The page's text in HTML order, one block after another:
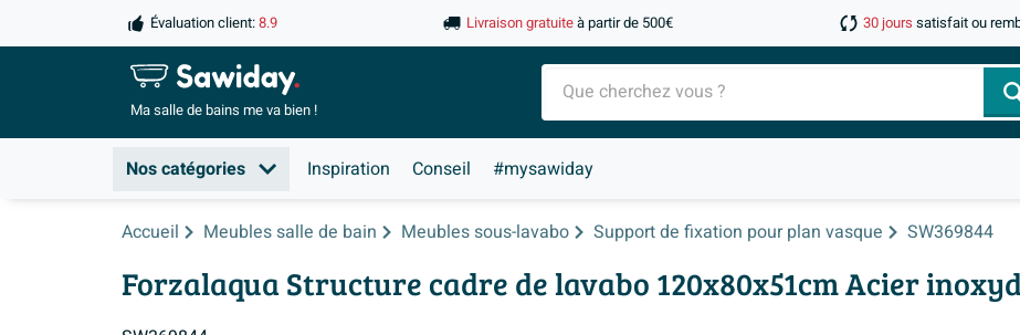
Évaluation client:8.9 Livraison gratuiteà partir de 500€ 30 jours satisfait ou
Ma salle debains me va bien !
Nos catégories Inspiration Conseil #mysawiday
Accueil Meubles salle de bain Meubles sous-lavabo Support de fixation pour plan vasque SW369844
Forzalaqua Structure cadre de lavabo 120x80x51cm Acier